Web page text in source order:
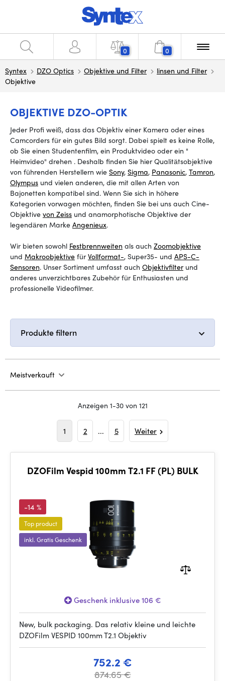
0 0
Syntex DZO Optics Objektive und Filter
linsen und Filter
Objektive
OBJEKTIVE DZO-OPTIK
Jeder Profi weiß, dass das Objektiv einer Kamera oder eines
Camcorders für ein gutes Bild sorgt. Dabei spielt es keine Rolle,
ob Sie einen Studentenfilm, ein Produktvideo oder ein "
Heimvideo" drehen . Deshalb finden Sie hier Qualitätsobjektive
von führenden Herstellern wie Sony, Sigma, Panasonic, Tamron,
Olympus und vielen anderen, die mit allen Arten von
Bajonetten kompatibel sind. Wenn Sie sich in höhere
Kategorien vorwagen möchten, finden Sie bei uns auch Cine-
Objektive von Zeiss und anamorphotische Objektive der
legendären Marke Angenieux.
Wir bieten sowohl Festbrennweiten als auch Zoomobjektive
und Makroobjektive fürVollformat-, Super35- und APS-C-
Sensoren. Unser Sortiment umfasst auch Objektivfilterund
anderes unverzichtbares Zubehör für Enthusiasten und
professionelle Videofilmer.
Produkte filtern
Meistverkauft
Anzeigen 1-30 von 121
1 2 ... 5 Weiter
DZOFilm Vespid 100mm T2.1 FF (PL) BULK
-14 %
Top product
inkl. Gratis Geschenk
Geschenk inklusive 106 €
New, bulk packaging. Das relativ kleine und leichte
DZOFilm VESPID 100mm T2.1 Objektiv
752.2 €
874.65 €